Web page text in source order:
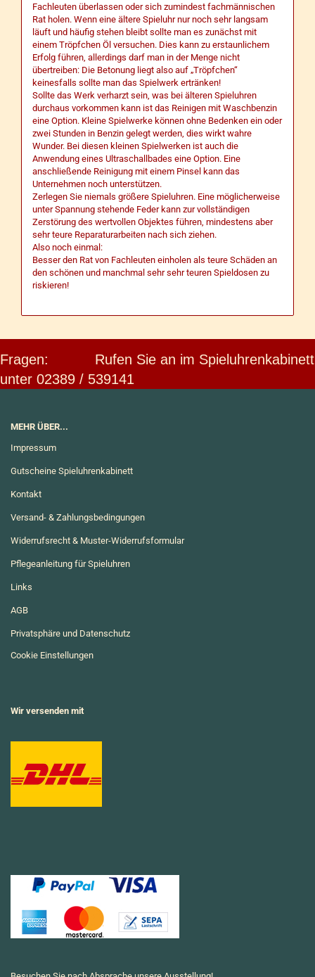
Fachleuten überlassen oder sich zumindest fachmännischen
Rat holen. Wenn eine ältere Spieluhr nur noch sehr langsam
läuft und häufig stehen bleibt sollte man es zunächst mit
einem Tröpfchen Öl versuchen. Dies kann zu erstaunlichem
Erfolg führen, allerdings darf man in der Menge nicht
übertreiben: Die Betonung liegt also auf „Tröpfchen“
keinesfalls sollte man das Spielwerk ertränken!
Sollte das Werk verharzt sein, was bei älteren Spieluhren
durchaus vorkommen kann ist das Reinigen mit Waschbenzin
eine Option. Kleine Spielwerke können ohne Bedenken ein oder
zwei Stunden in Benzin gelegt werden, dies wirkt wahre
Wunder. Bei diesen kleinen Spielwerken ist auch die
Anwendung eines Ultraschallbades eine Option. Eine
anschließende Reinigung mit einem Pinsel kann das
Unternehmen noch unterstützen.
Zerlegen Sie niemals größere Spieluhren. Eine möglicherweise
unter Spannung stehende Feder kann zur vollständigen
Zerstörung des wertvollen Objektes führen, mindestens aber
sehr teure Reparaturarbeiten nach sich ziehen.
Also noch einmal:
Besser den Rat von Fachleuten einholen als teure Schäden an
den schönen und manchmal sehr sehr teuren Spieldosen zu
riskieren!
Fragen: Rufen Sie an im Spieluhrenkabinett
unter 02389 / 539141
MEHR ÜBER...
Impressum
Gutscheine Spieluhrenkabinett
Kontakt
Versand- & Zahlungsbedingungen
Widerrufsrecht & Muster-Widerrufsformular
Pflegeanleitung für Spieluhren
Links
AGB
Privatsphäre und Datenschutz
Cookie Einstellungen
Wir versenden mit